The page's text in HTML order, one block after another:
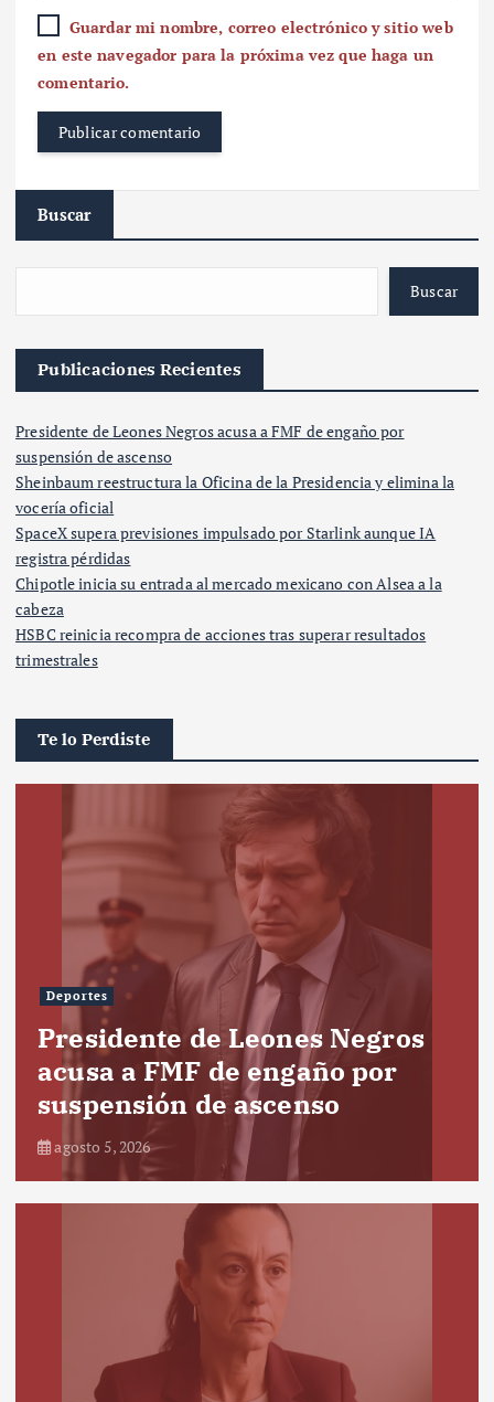
Guardar mi nombre, correo electrónico y sitio web
en este navegador para la próxima vez que haga un
comentario.
Buscar
Buscar
Publicaciones Recientes
Presidente de Leones Negros acusa a FMF de engaño por
suspensión de ascenso
Sheinbaum reestructura la Oficina de la Presidencia y elimina la
vocería oficial
SpaceX supera previsiones impulsado por Starlink aunque IA
registra pérdidas
Chipotle inicia su entrada al mercado mexicano con Alsea a la
cabeza
HSBC reinicia recompra de acciones tras superar resultados
trimestrales
Te lo Perdiste
Deportes
Presidente de Leones Negros
acusa a FMF de engaño por
suspensión de ascenso
agosto 5, 2026